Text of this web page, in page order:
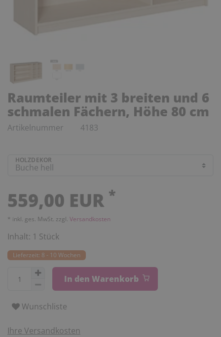
Raumteiler mit 3 breiten und 6
schmalen Fächern, Höhe 80 cm
Artikelnummer 4183
HOLZDEKOR
559,00 EUR *
* inkl. ges. MwSt. zzgl. Versandkosten
Inhalt: 1 Stück
Lieferzeit: 8 - 10 Wochen
In den Warenkorb
Wunschliste
Ihre Versandkosten